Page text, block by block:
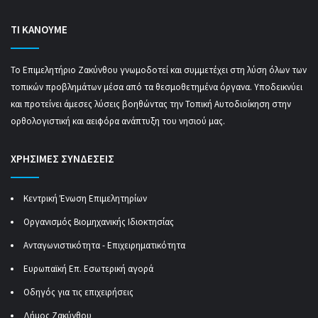
ΤΙ ΚΑΝΟΥΜΕ
Το Επιμελητήριο Ζακύνθου γνωμοδοτεί και συμμετέχει στη λύση όλων των
τοπικών προβλημάτων μέσα από τα θεσμοθετημένα όργανα. Υποδεικνύει
και προτείνει άμεσες λύσεις βοηθώντας την Τοπική Αυτοδιοίκηση στην
ορθολογιστική και αειφόρα ανάπτυξη του νησιού μας.
ΧΡΗΣΙΜΕΣ ΣΥΝΔΕΣΕΙΣ
Κεντρική Ένωση Επιμελητηρίων
Οργανισμός Βιομηχανικής Ιδιοκτησίας
Ανταγωνιστικότητα - Επιχειρηματικότητα
Ευρωπαϊκή Επ. Εσωτερική αγορά
Οδηγός για τις επιχειρήσεις